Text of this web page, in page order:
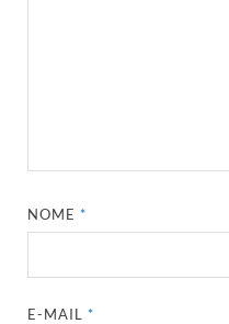
NOME*
E-MAIL*